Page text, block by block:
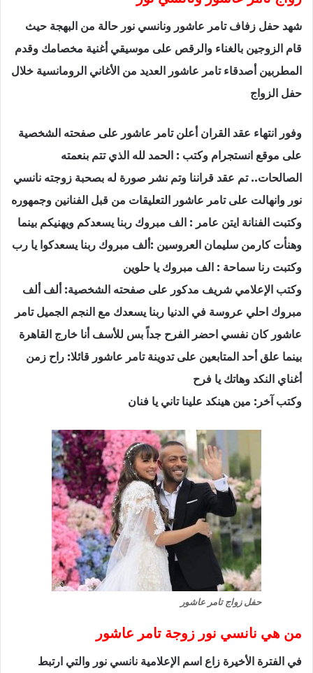
شهد حفل زفاف تامر عاشور ونانسي نور حالة من البهجة حيث
قام الزوجين بالغناء والرقص على موسيقي أغنية مخصامك وقدم
المطربين أصدقاء تامر عاشور العديد من الأغاني الرومانسية خلال
حفل الزواج
وفور انتهاء عقد القران أعلن تامر عاشور على صفحته الشخصية
على موقع انستجرام وكتب : الحمد لله الذي تتم بنعمته
الصالحات.. تم عقد قراننا وتم نشر صورة له بصحبة زوجته نانسي
نور وانهالت على تامر عاشور التعليقات من قبل الفنانين وجمهوره
وكتبت الفنانة ايتن عامر : الف مبروك ربنا يسعدكم ويهنيكم بينما
وهنأت كارمن سليمان العروسين :ألف مبروك ربنا يسعدكوا يا رب
وكتبت رنا سماحة : الف مبروك يا حلوين
وكتب الإعلامي شريف مدكور على صفحته الشخصية: ألف ألف
مبروك احلي عروسة في الدنيا ربنا يسعدك مع النجم الجميل تامر
عاشور كان نفسي احضر الفرح جداً بس للأسف أنا خارج القاهرة
بينما علق أحد المتابعين على تدوينة تامر عاشور قائلا: راح زمن
أغناي النكد وهاتك يا فرح
وكتب آخر: مين هينكد علينا تاني يا فنان
حفل زواج تامر عاشور
من هي نانسي نور زوجة تامر عاشور
في الفترة الأخيرة زاع اسم الإعلامية نانسي نور والتي ارتبط